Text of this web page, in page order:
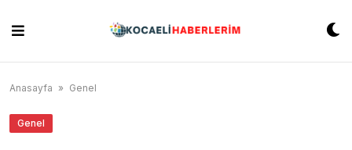
content
Anasayfa » Genel
Genel